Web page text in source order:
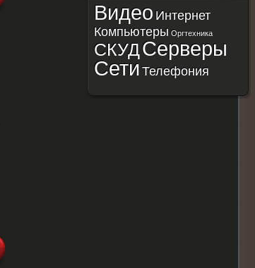
Видео Интернет
Компьютеры Оргтехника
СКУДСерверы
Сети Телефония